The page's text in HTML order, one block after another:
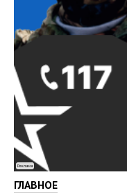
Реклама
ГЛАВНОЕ